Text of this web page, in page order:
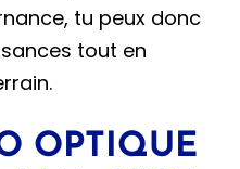
tu peux donc
tout en
OPTIQUE